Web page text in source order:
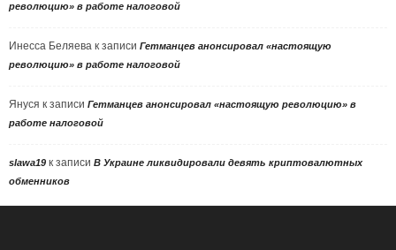
революцию» в работе налоговой
Инесса Беляева к записи Гетманцев анонсировал «настоящую
революцию» в работе налоговой
Януся к записи Гетманцев анонсировал «настоящую революцию» в
работе налоговой
slawa19 к записи В Украине ликвидировали девять криптовалютных
обменников